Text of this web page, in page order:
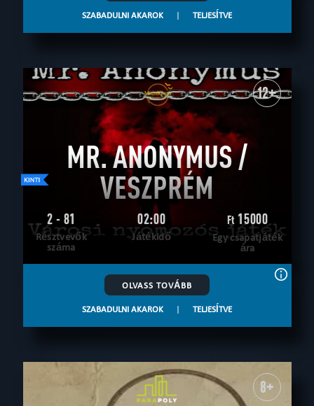
SZABADULNI AKAROK | TELJESÍTVE
12+
MR. ANONYMUS /
VESZPRÉM
2 - 81
Résztvevők
száma
02:00
Játékidő
Ft15000
Egy csapatjáték
ára
OLVASS TOVÁBB
SZABADULNI AKAROK | TELJESÍTVE
8+